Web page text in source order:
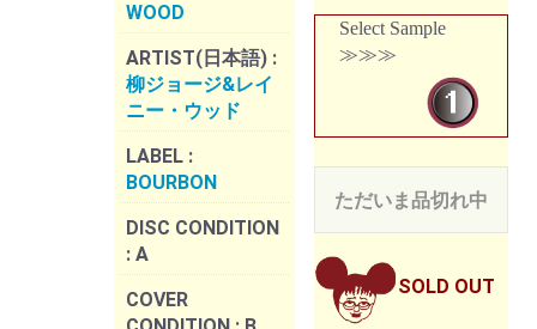
WOOD
ARTIST(日本語) :
柳ジョージ&レイ
ニー・ウッド
LABEL :
BOURBON
DISC CONDITION
: A
COVER
Select Sample
≫≫≫
ただいま品切れ中
SOLD OUT